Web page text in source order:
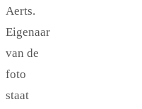
Aerts.
Eigenaar
van de
foto
staat